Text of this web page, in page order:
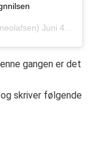
Juni 4, 2019 kl. 8:35 PDT
gangen er det
skriver følgende